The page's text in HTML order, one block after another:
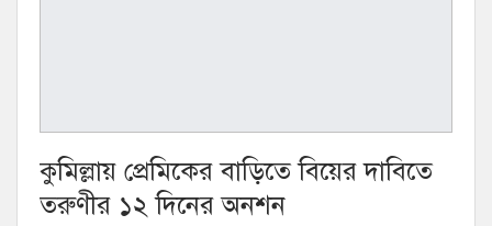
কুমিল্লায় প্রেমিকের বাড়িতে বিয়ের দাবিতে
তরুণীর ১২ দিনের অনশন